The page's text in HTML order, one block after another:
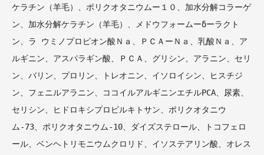
ケラチン（羊毛）、ポリクオタニウムー１０、加水分解コラーゲ
ン、加水分解ケラチン（羊毛）、メドウフォームーδーラクト
ン、ラ ウミノプロピオン酸Ｎａ、ＰＣＡーＮａ、乳酸Ｎａ、ア
ルギニン、アスパラギン酸、ＰＣＡ、グリシン、アラニン、セリ
ン、バリン、プロリン、トレオニン、イソロイシン、ヒスチジ
ン、フェニルアラニン、ココイルアルギニンエチルPCA、尿素、
セリシン、ヒドロキシプロピルキトサン、ポリクオタニウ
ム-73、ポリクオタニウム-10、ダイズステロール、トコフェロ
ール、ベンヘトリモニウムクロリド、イソステアリン酸、オレス